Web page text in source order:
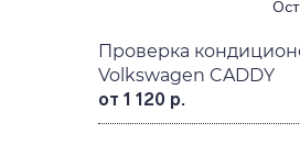
Проверка
Volkswagen CADDY
от 1 120 р.